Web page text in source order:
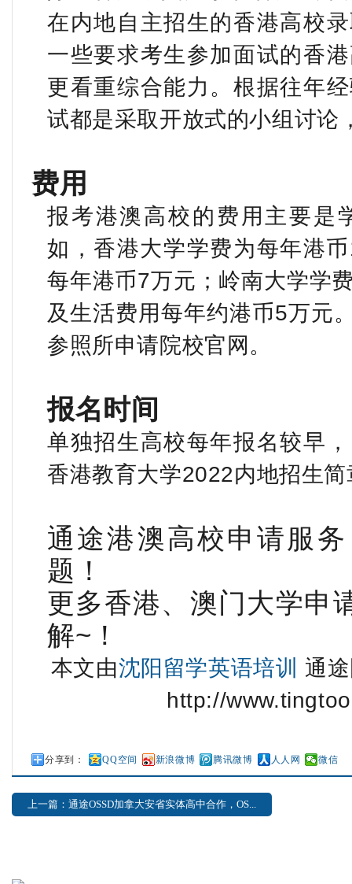
在内地自主招生的香港高校
一些要求考生参加面试的香
更看重综合能力。根据往年
试都是采取开放式的小组讨论
费用
报考港澳高校的费用主要是
如，香港大学学费为每年港币
每年港币7万元；岭南大学学
及生活费用每年约港币5万元
参照所申请院校官网。
报名时间
单独招生高校每年报名较早
香港教育大学2022内地招生
通途港澳高校申请服
题！
更多香港、澳门大学申
解~ ！
本文由沈阳留学英语培训 通
http://
分享到： QQ空间 新浪微博 腾讯微博 人人网 微信
上一篇：通途OSSD加拿大安省实体高中合作，OS...